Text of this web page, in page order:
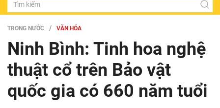
TRONG NƯỚC VĂN HÓA
Ninh Bình: Tinh hoa nghệ
thuật cổ trên Bảo vật
quốc gia có 660 năm tuổi